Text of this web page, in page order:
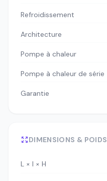
Refroidissement
Architecture
Pompe à chaleur
Pompe à chaleur de série
Garantie
DIMENSIONS & POIDS
L × l × H